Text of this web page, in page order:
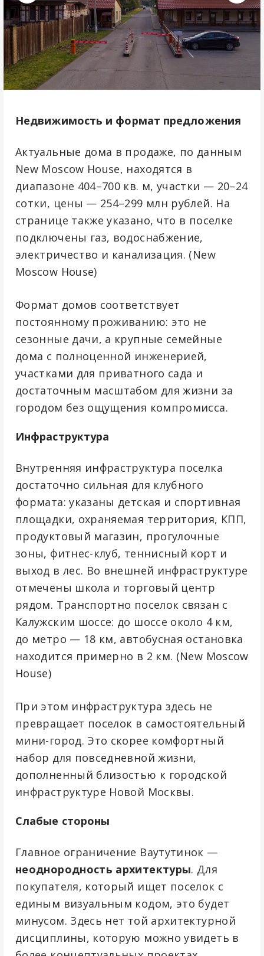
Недвижимость и формат предложения
Актуальные дома в продаже, по данным
New Moscow House, находятся в
диапазоне 404–700 кв. м, участки — 20–24
сотки, цены — 254–299 млн рублей. На
странице также указано, что в поселке
подключены газ, водоснабжение,
электричество и канализация. (New
Moscow House)
Формат домов соответствует
постоянному проживанию: это не
сезонные дачи, а крупные семейные
дома с полноценной инженерией,
участками для приватного сада и
достаточным масштабом для жизни за
городом без ощущения компромисса.
Инфраструктура
Внутренняя инфраструктура поселка
достаточно сильная для клубного
формата: указаны детская и спортивная
площадки, охраняемая территория, КПП,
продуктовый магазин, прогулочные
зоны, фитнес-клуб, теннисный корт и
выход в лес. Во внешней инфраструктуре
отмечены школа и торговый центр
рядом. Транспортно поселок связан с
Калужским шоссе: до шоссе около 4 км,
до метро — 18 км, автобусная остановка
находится примерно в 2 км. (New Moscow
House)
При этом инфраструктура здесь не
превращает поселок в самостоятельный
мини-город. Это скорее комфортный
набор для повседневной жизни,
дополненный близостью к городской
инфраструктуре Новой Москвы.
Слабые стороны
Главное ограничение Ваутутинок —
неоднородность архитектуры. Для
покупателя, который ищет поселок с
единым визуальным кодом, это будет
минусом. Здесь нет той архитектурной
дисциплины, которую можно увидеть в